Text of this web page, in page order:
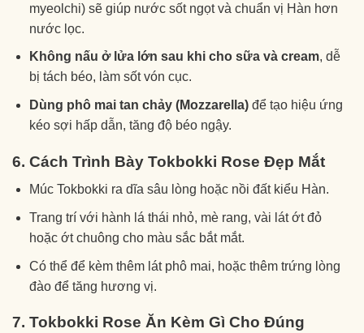
myeolchi) sẽ giúp nước sốt ngọt và chuẩn vị Hàn hơn
nước lọc.
Không nấu ở lửa lớn sau khi cho sữa và cream, dễ
bị tách béo, làm sốt vón cục.
Dùng phô mai tan chảy (Mozzarella)để tạo hiệu ứng
kéo sợi hấp dẫn, tăng độ béo ngậy.
6. Cách Trình Bày Tokbokki Rose Đẹp Mắt
Múc Tokbokki ra dĩa sâu lòng hoặc nồi đất kiểu Hàn.
Trang trí với hành lá thái nhỏ, mè rang, vài lát ớt đỏ
hoặc ớt chuông cho màu sắc bắt mắt.
Có thể để kèm thêm lát phô mai, hoặc thêm trứng lòng
đào để tăng hương vị.
7. Tokbokki Rose Ăn Kèm Gì Cho Đúng